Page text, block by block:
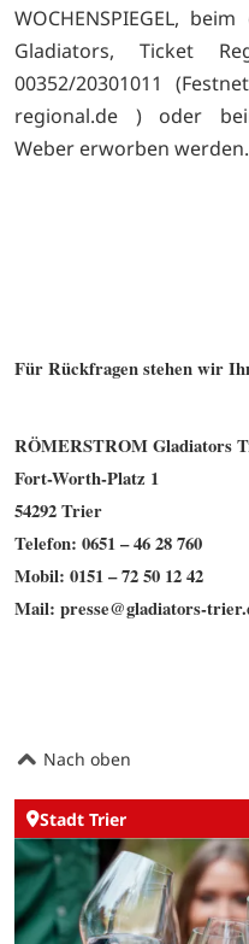
WOCHENSPIEGEL,
Gladiators, Ticket
00352/20301011
regional.de ) oder
Weber erworben werden.
Für Rückfragen stehen wir
RÖMERSTROM Gladiators
Fort-Worth-Platz 1
54292 Trier
Telefon: 0651 – 46 28 760
Mobil: 0151 – 72 50 12 42
Mail: presse@gladiators-
Nach oben
Stadt Trier